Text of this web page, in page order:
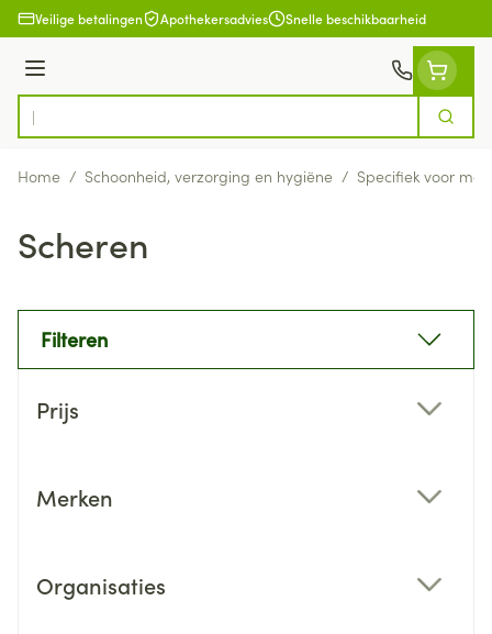
Ga naar de inhoud
Veilige betalingen Apothekersadvies Snelle beschikbaarheid
Menu
Product, merk, categorie...
Zoek
Home / Schoonheid, verzorging en hygiëne / Specifiek voor
Scheren
Filteren
Prijs
Merken
Organisaties